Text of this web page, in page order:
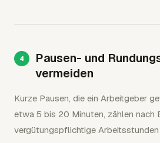
Pausen- und
vermeiden
Kurze Pausen, die ein Arbeitgeber
etwa 5 bis 20 Minuten, zählen nach
vergütungspflichtige Arbeitsstunden